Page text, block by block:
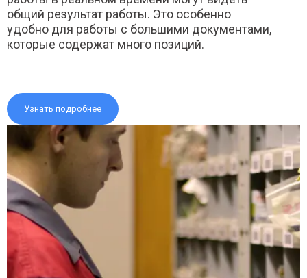
общий результат работы. Это особенно
удобно для работы с большими документами,
которые содержат много позиций.
Узнать подробнее